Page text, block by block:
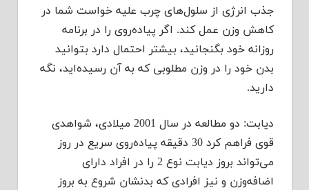
جذب انرژی از سلول‌های چرب علیه خواست شما در
كاهش وزن عمل كند. اگر پیاده‌روی را در برنامه
روزانه خود بگنجانید، بیشتر احتمال دارد بتوانید
بدن خود را در وزن مطلوبی كه به آن رسیده‌اید، نگه‌
دارید.
دیابت: دو مطالعه در سال 2001 میلادی، شواهدی
قوی فراهم كرد 30 دقیقه پیاده‌روی سریع در روز
می‌تواند بروز دیابت نوع 2 را در افراد دارای
اضافه‌وزن و نیز افرادی كه بدنشان شروع به بروز